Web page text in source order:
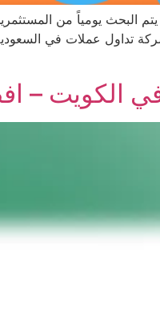
يتم البحث يومياً من
الكويت –